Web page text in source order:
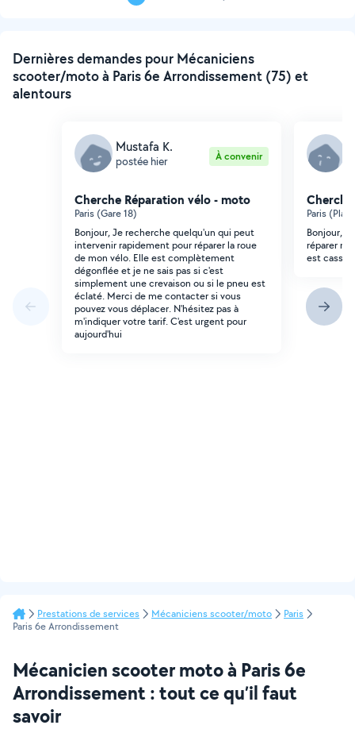
Dernières demandes pour Mécaniciens
scooter/moto à Paris 6e Arrondissement (75) et
alentours
Mustafa K.
postée hier À convenir
Cherche Réparation vélo - moto
Paris (Gare 18)
Bonjour, Je recherche quelqu'un qui peut
intervenir rapidement pour réparer la roue
de mon vélo. Elle est complètement
dégonflée et je ne sais pas si c'est
simplement une crevaison ou si le pneu est
éclaté. Merci de me contacter si vous
pouvez vous déplacer. N'hésitez pas à
m'indiquer votre tarif. C'est urgent pour
aujourd'hui
Paris
Bonjour,
réparer
est cassé.
Prestations de services Mécaniciens scooter/moto
Paris
Paris 6e Arrondissement
Mécanicien scooter moto à Paris 6e
Arrondissement : tout ce qu’il faut
savoir